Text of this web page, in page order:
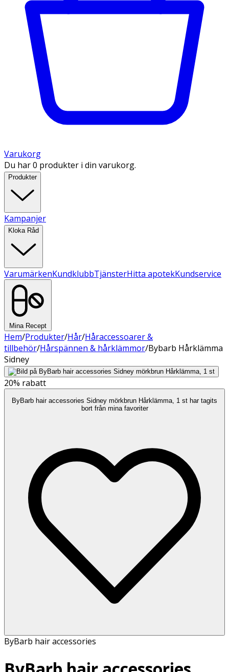
Varukorg
Du har 0 produkter i din varukorg.
Produkter
Kampanjer
Kloka Råd
VarumärkenKundklubbTjänsterHitta apotekKundservice
Mina Recept
Hem/Produkter/Hår/Håraccessoarer &
tillbehör/Hårspännen & hårklämmor/Bybarb Hårklämma
Sidney
20% rabatt
ByBarb hair accessories Sidney mörkbrun Hårklämma, 1 st har tagits
bort från mina favoriter
ByBarb hair accessories